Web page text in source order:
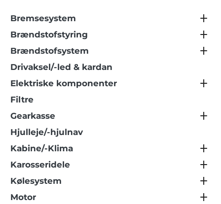
Bremsesystem
Brændstofstyring
Brændstofsystem
Drivaksel/-led & kardan
Elektriske komponenter
Filtre
Gearkasse
Hjulleje/-hjulnav
Kabine/-Klima
Karosseridele
Kølesystem
Motor